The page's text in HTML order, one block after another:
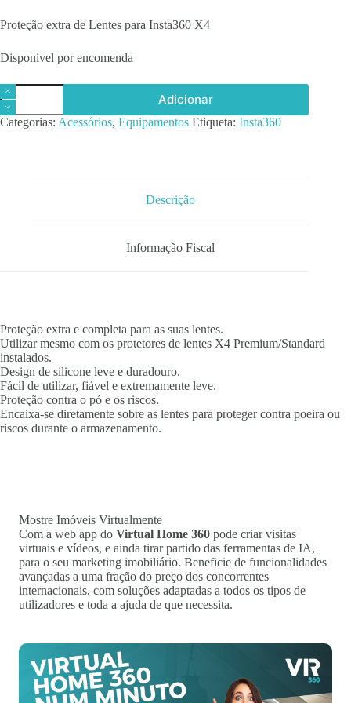
Proteção extra de Lentes para Insta360 X4
Disponível por encomenda
Quantidade
de
Insta360
X4
Adicionar
Categorias: Acessórios, Equipamentos Etiqueta: Insta360
Descrição
Informação Fiscal
Proteção extra e completa para as suas lentes.
Utilizar mesmo com os protetores de lentes X4 Premium/Standard
instalados.
Design de silicone leve e duradouro.
Fácil de utilizar, fiável e extremamente leve.
Proteção contra o pó e os riscos.
Encaixa-se diretamente sobre as lentes para proteger contra poeira ou
riscos durante o armazenamento.
Mostre Imóveis Virtualmente
Com a web app do Virtual Home 360 pode criar visitas
virtuais e vídeos, e ainda tirar partido das ferramentas de IA,
para o seu marketing imobiliário. Beneficie de funcionalidades
avançadas a uma fração do preço dos concorrentes
internacionais, com soluções adaptadas a todos os tipos de
utilizadores e toda a ajuda de que necessita.